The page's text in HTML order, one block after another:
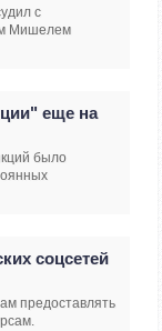
с
Мишелем
еще на
было
соцсетей
предоставлять